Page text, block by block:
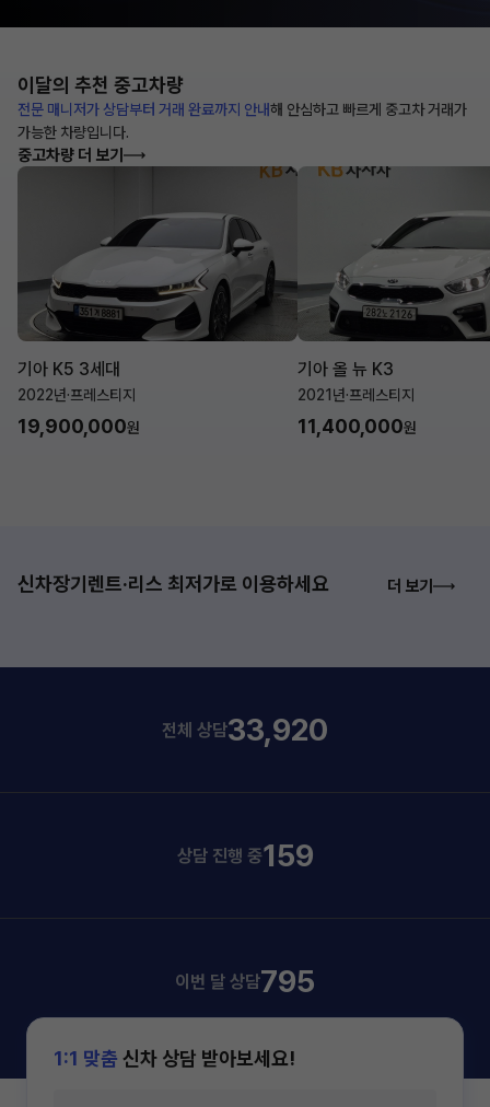
이달의 추천 중고차량
전문 매니저가 상담부터 거래 완료까지 안내해 안심하고 빠르게 중고차 거래가
가능한 차량입니다.
중고차량 더 보기
기아 K5 3세대
2022년·프레스티지
19,900,000원
기아 올 뉴 K3
2021년·프레스티지
11,400,000원
신차장기렌트·리스 최저가로 이용하세요 더 보기
전체 상담33,920
상담 진행 중159
이번 달 상담795
1:1 맞춤 신차 상담 받아보세요!